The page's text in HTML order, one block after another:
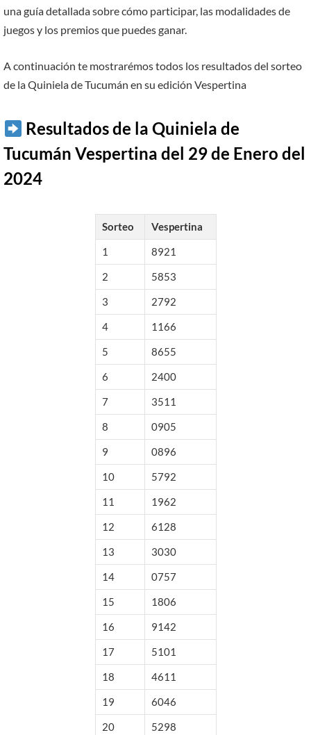
una guía detallada sobre cómo participar, las modalidades de
juegos y los premios que puedes ganar.
A continuación te mostrarémos todos los resultados del sorteo
de la Quiniela de Tucumán en su edición Vespertina
Resultados de la Quiniela de
Tucumán Vespertina del 29 de Enero del
2024
Sorteo
Vespertina
1
8921
2
5853
3
2792
4
1166
5
8655
6
2400
7
3511
8
0905
9
0896
10
5792
11
1962
12
6128
13
3030
14
0757
15
1806
16
9142
17
5101
18
4611
19
6046
20
5298